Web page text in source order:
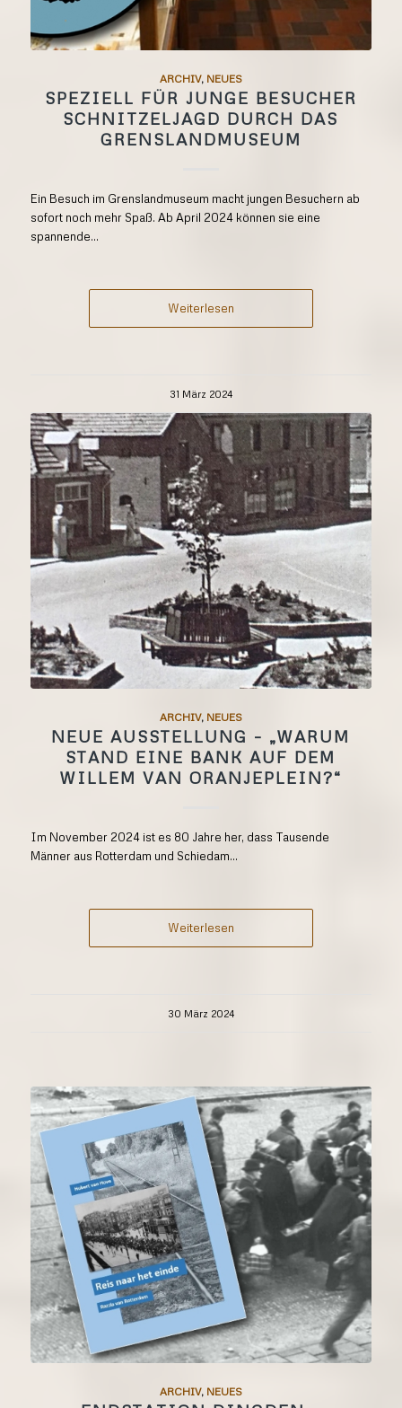
ARCHIV, NEUES
SPEZIELL FÜR JUNGE BESUCHER
SCHNITZELJAGD DURCH DAS
GRENSLANDMUSEUM
Ein Besuch im Grenslandmuseum macht jungen Besuchern ab
sofort noch mehr Spaß. Ab April 2024 können sie eine
spannende...
Weiterlesen
31 März 2024
ARCHIV, NEUES
NEUE AUSSTELLUNG – „WARUM
STAND EINE BANK AUF DEM
WILLEM VAN ORANJEPLEIN?“
Im November 2024 ist es 80 Jahre her, dass Tausende
Männer aus Rotterdam und Schiedam...
Weiterlesen
30 März 2024
ARCHIV, NEUES